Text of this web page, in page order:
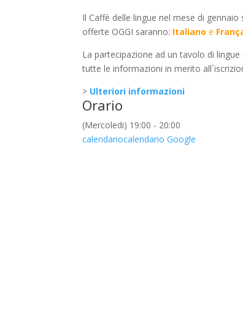
Il Caffè delle lingue nel mese di gennaio
offerte OGGI saranno: Italiano e
La partecipazione ad un tavolo di
tutte le informazioni in merito
> Ulteriori informazioni
Orario
(Mercoledi) 19:00 - 20:00
calendariocalendario Google